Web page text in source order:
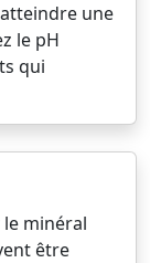
une
le pH
qui
minéral
être